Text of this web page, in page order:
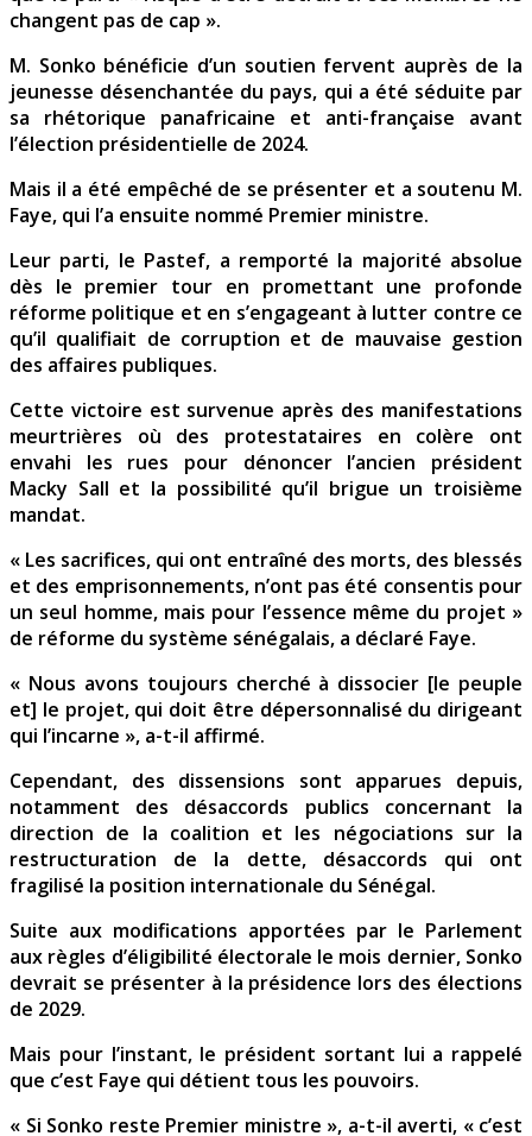
changent pas de cap ».
M. Sonko bénéficie d’un soutien fervent auprès de la
jeunesse désenchantée du pays, qui a été séduite par
sa rhétorique panafricaine et anti-française avant
l’élection présidentielle de 2024.
Mais il a été empêché de se présenter et a soutenu M.
Faye, qui l’a ensuite nommé Premier ministre.
Leur parti, le Pastef, a remporté la majorité absolue
dès le premier tour en promettant une profonde
réforme politique et en s’engageant à lutter contre ce
qu’il qualifiait de corruption et de mauvaise gestion
des affaires publiques.
Cette victoire est survenue après des manifestations
meurtrières où des protestataires en colère ont
envahi les rues pour dénoncer l’ancien président
Macky Sall et la possibilité qu’il brigue un troisième
mandat.
« Les sacrifices, qui ont entraîné des morts, des blessés
et des emprisonnements, n’ont pas été consentis pour
un seul homme, mais pour l’essence même du projet »
de réforme du système sénégalais, a déclaré Faye.
« Nous avons toujours cherché à dissocier [le peuple
et] le projet, qui doit être dépersonnalisé du dirigeant
qui l’incarne », a-t-il affirmé.
Cependant, des dissensions sont apparues depuis,
notamment des désaccords publics concernant la
direction de la coalition et les négociations sur la
restructuration de la dette, désaccords qui ont
fragilisé la position internationale du Sénégal.
Suite aux modifications apportées par le Parlement
aux règles d’éligibilité électorale le mois dernier, Sonko
devrait se présenter à la présidence lors des élections
de 2029.
Mais pour l’instant, le président sortant lui a rappelé
que c’est Faye qui détient tous les pouvoirs.
« Si Sonko reste Premier ministre », a-t-il averti, « c’est